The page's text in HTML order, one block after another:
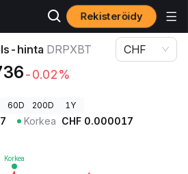
Rekisteröidy
hinta DRPXBT
hinta DRPXBT
-0.02%
CHF
60D 200D 1Y
Korkea CHF 0.000017